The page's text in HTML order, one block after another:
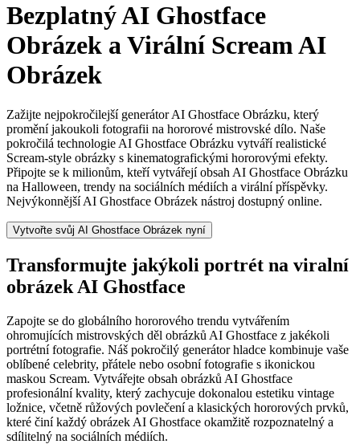
Bezplatný AI Ghostface
Obrázek a Virální Scream AI
Obrázek
Zažijte nejpokročilejší generátor AI Ghostface Obrázku, který
promění jakoukoli fotografii na hororové mistrovské dílo. Naše
pokročilá technologie AI Ghostface Obrázku vytváří realistické
Scream-style obrázky s kinematografickými hororovými efekty.
Připojte se k milionům, kteří vytvářejí obsah AI Ghostface Obrázku
na Halloween, trendy na sociálních médiích a virální příspěvky.
Nejvýkonnější AI Ghostface Obrázek nástroj dostupný online.
Vytvořte svůj AI Ghostface Obrázek nyní
Transformujte jakýkoli portrét na viralní
obrázek AI Ghostface
Zapojte se do globálního hororového trendu vytvářením
ohromujících mistrovských děl obrázků AI Ghostface z jakékoli
portrétní fotografie. Náš pokročilý generátor hladce kombinuje vaše
oblíbené celebrity, přátele nebo osobní fotografie s ikonickou
maskou Scream. Vytvářejte obsah obrázků AI Ghostface
profesionální kvality, který zachycuje dokonalou estetiku vintage
ložnice, včetně růžových povlečení a klasických hororových prvků,
které činí každý obrázek AI Ghostface okamžitě rozpoznatelný a
sdílitelný na sociálních médiích.